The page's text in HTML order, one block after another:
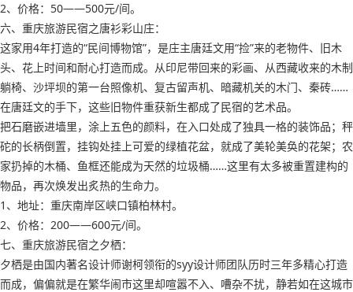
2、价格：50——500元/间。
六、重庆旅游民宿之唐衫彩山庄：
这家用4年打造的“民间博物馆”，是庄主唐廷文用“捡”来的老物件、旧木
头、花上时间和耐心打造而成。从印尼带回来的彩画、从西藏收来的木制
躺椅、沙坪坝的第一台照像机、复古留声机、暗藏机关的木门、秦砖……
在唐廷文的手下，这些旧物件重获新生都成了民宿的艺术品。
把石磨嵌进墙里，涂上五色的颜料，在入口处成了独具一格的装饰品；秤
砣的长柄倒置，挂钩处挂上可爱的绿植花盆，就成了美轮美奂的花架；农
家扔掉的木桶、鱼框还能成为天然的垃圾桶……这里有太多被重置建构的
物品，再次焕发出炙热的生命力。
1、地址：重庆南岸区峡口镇柏林村。
2、价格：200——600元/间。
七、重庆旅游民宿之夕栖：
夕栖是由国内著名设计师谢柯领衔的syy设计师团队历时三年多精心打造
而成，偏偏就是在繁华闹市这里却喧嚣不入、嘈杂不扰，静若如在这城市